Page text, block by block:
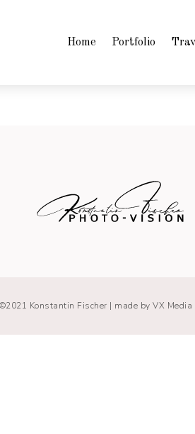
Home Portfolio
©2021 Konstantin Fischer | made by VX Media